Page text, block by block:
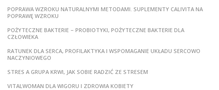
POPRAWA WZROKU NATURALNYMI METODAMI. SUPLEMENTY CALIVITA NA
POPRAWĘ WZROKU
POŻYTECZNE BAKTERIE – PROBIOTYKI, POŻYTECZNE BAKTERIE DLA
CZŁOWIEKA
RATUNEK DLA SERCA, PROFILAKTYKA I WSPOMAGANIE UKŁADU SERCOWO
NACZYNIOWEGO
STRES A GRUPA KRWI, JAK SOBIE RADZIĆ ZE STRESEM
VITALWOMAN DLA WIGORU I ZDROWIA KOBIETY